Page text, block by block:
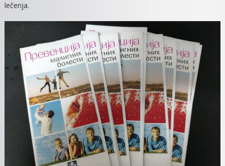
lečenja.